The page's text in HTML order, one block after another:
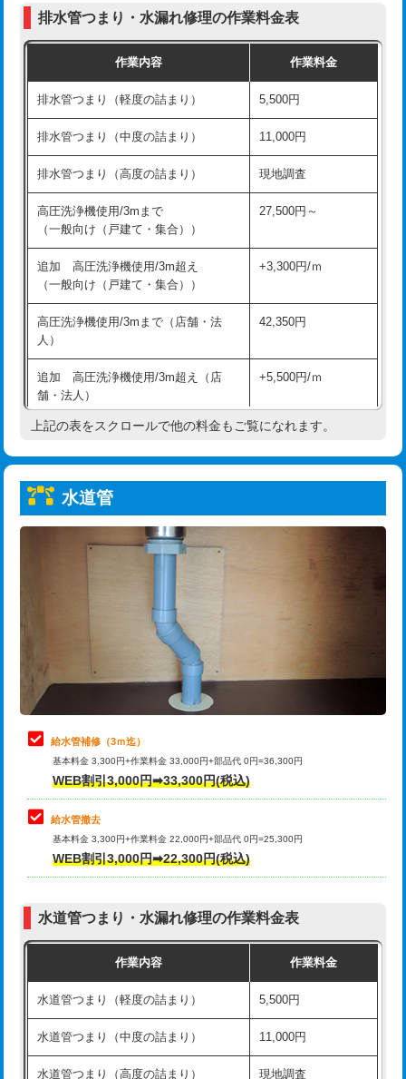
追加人工 16,500円
現場見積
※給水管工事は20mmまでの価格です。
交換・取付（その他部品） 11,000円+材料費
持込商品取付（単水栓） 13,200円
持込商品取付（混合水栓） 16,500円
持込商品取付（浄水器・分岐水栓） 16,500円
給水管工事※（ホール加工) 16,500円
給水管工事※（バンド止め) 3,300円
給水管工事※（支持金具設置)
給水管工事※（保温材使用（バンド止
め込み）)
5,500円
給水管工事※（土の掘削・埋め戻し作
業)
11,000円
給水管工事※（塩ビ管（VP・HI）使
用/3ｍまで)
33,000円
給水管工事※（塩ビ管（VP・HI）使
+8,800円
給水管工事※（ライニング鋼管・銅
管・ポリ管・HT管使用/3ｍまで)
給水管工事※（ライニング鋼管・銅
管・ポリ管・HT管使用/3ｍ超え)
排水管工事（土の掘削・埋め戻し作
11,000円~
排水管工事（排水管工事/3ｍまで） 55,000円
排水管工事（追加 排水管工事/3ｍ超
マス交換（土の掘削・埋め戻し作業）
マス交換（深さ50㎝未満）
マス交換（深さ50㎝以上）
コンクリート斫り（厚さ10㎝まで）
モルタル補修（厚さ10㎝超え） 38,500円
洗面台設置 38,500円
化粧台設置 22,000円
排水管つまり・水漏れ修理の作業料金表
作業内容 作業料金
排水管つまり（軽度の詰まり） 5,500円
排水管つまり（中度の詰まり） 11,000円
排水管つまり（高度の詰まり） 現地調査
高圧洗浄機使用/3mまで
（一般向け（戸建て・集合））
27,500円～
追加 高圧洗浄機使用/3m超え
（一般向け（戸建て・集合））
+3,300円/ｍ
高圧洗浄機使用/3mまで（店舗・法
人）
42,350円
追加 高圧洗浄機使用/3m超え（店
舗・法人）
+5,500円/ｍ
高度高圧洗浄換 現地調査
トーラー機使用/3mまで
追加トーラー機使用/3m超え
33,000円
8,800円
止水・漏水調査・防水処理・清掃・修
理・調整・分解・加工など（軽作業）
11,000円
止水・漏水調査・防水処理・清掃・修
理・調整・分解・加工など（中作業）
止水・漏水調査・防水処理・清掃・修
理・調整・分解・加工など（重作業）
33,000円
その他部品の脱着
交換・取付（タンク）
式）)
式・ワンホール）)
交換・取付(排水栓・排水トラップ
22,000円+材料費
上記の表をスクロールで他の料金もご覧になれます。
水道管
給水管補修（3ｍ迄）
基本料金 3,300円+作業料金 33,000円+部品代 0円=36,300円
WEB割引3,000円➡33,300円(税込)
給水管撤去
基本料金 3,300円+作業料金 22,000円+部品代 0円=25,300円
WEB割引3,000円➡22,300円(税込)
水道管つまり・水漏れ修理の作業料金表
作業内容 作業料金
水道管つまり（軽度の詰まり） 5,500円
水道管つまり（中度の詰まり） 11,000円
水道管つまり（高度の詰まり） 現地調査